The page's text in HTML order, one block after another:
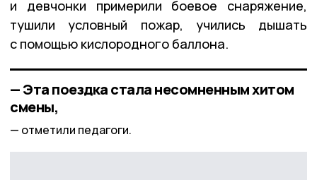
и девчонки примерили боевое снаряжение,
тушили условный пожар, учились дышать
с помощью кислородного баллона.
— Эта поездка стала несомненным хитом
смены,
отметили педагоги.